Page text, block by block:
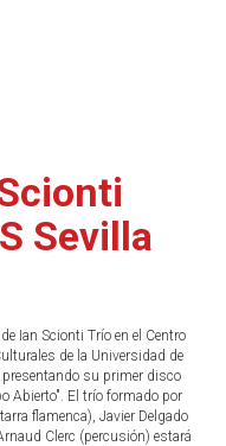
Sevilla
Ian Scionti Trío en el Centro
de la Universidad de
presentando su primer disco
Abierto". El trío formado por
flamenca), Javier Delgado
Clerc (percusión) estará